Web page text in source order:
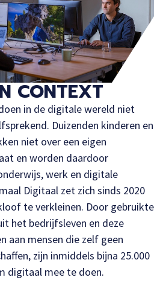
CONTEXT
in de digitale wereld niet
Duizenden kinderen en
niet over een eigen
en worden daardoor
werk en digitale
Digitaal zet zich sinds 2020
te verkleinen. Door gebruikte
het bedrijfsleven en deze
aan mensen die zelf geen
zijn inmiddels bijna 25.000
digitaal mee te doen.